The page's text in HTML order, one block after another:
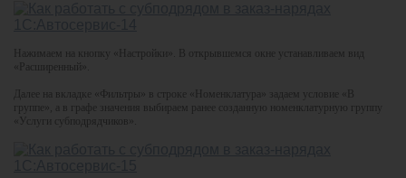
Нажимаем на кнопку «Настройки». В открывшемся окне устанавливаем вид
«Расширенный».
Далее на вкладке «Фильтры» в строке «Номенклатура» задаем условие «В
группе», а в графе значения выбираем ранее созданную номенклатурную группу
«Услуги субподрядчиков».